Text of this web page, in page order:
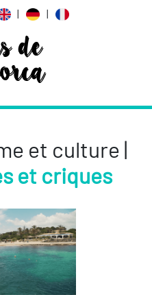
| |
de
et culture |
et criques